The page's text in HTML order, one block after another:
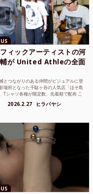
ィックアーティストの河
が United Athleの全面
とつながりのある仲間がビジュアルに登
場所となった千駄ヶ谷の人気店「ほそ島
Tシャツ各種が限定数、先着順で配布 こ
2026.2.27 ヒラバヤシ